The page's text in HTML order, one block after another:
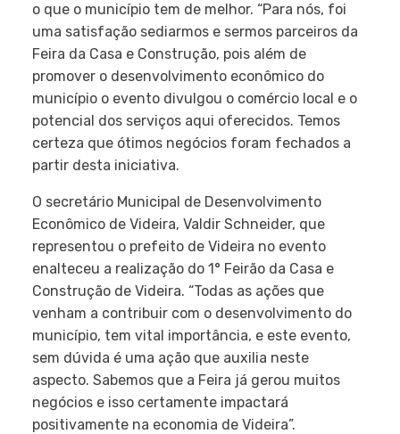
o que o município tem de melhor. “Para nós, foi
uma satisfação sediarmos e sermos parceiros da
Feira da Casa e Construção, pois além de
promover o desenvolvimento econômico do
município o evento divulgou o comércio local e o
potencial dos serviços aqui oferecidos. Temos
certeza que ótimos negócios foram fechados a
partir desta iniciativa.
O secretário Municipal de Desenvolvimento
Econômico de Videira, Valdir Schneider, que
representou o prefeito de Videira no evento
enalteceu a realização do 1° Feirão da Casa e
Construção de Videira. “Todas as ações que
venham a contribuir com o desenvolvimento do
município, tem vital importância, e este evento,
sem dúvida é uma ação que auxilia neste
aspecto. Sabemos que a Feira já gerou muitos
negócios e isso certamente impactará
positivamente na economia de Videira”.